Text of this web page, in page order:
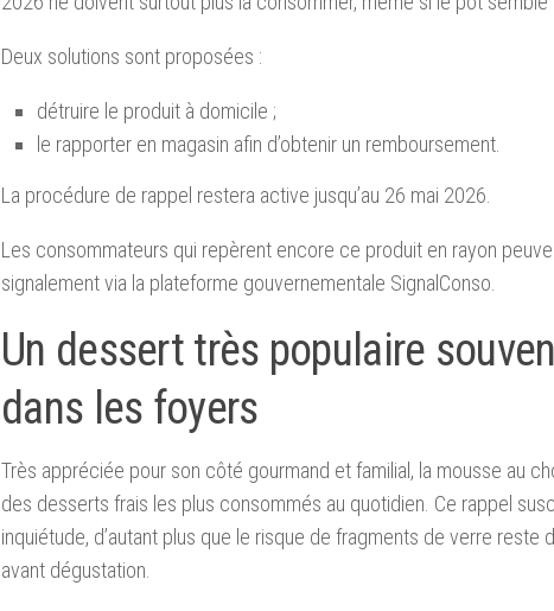
Deux solutions sont proposées :
détruire le produit à domicile ;
le rapporter en magasin afin d’obtenir un remboursement.
La procédure de rappel restera active jusqu’au 26 mai 2026.
Les consommateurs qui repèrent encore ce produit en rayon
signalement via la plateforme gouvernementale SignalConso.
Un dessert très populaire
dans les foyers
Très appréciée pour son côté gourmand et familial, la mousse au
des desserts frais les plus consommés au quotidien. Ce rappel
inquiétude, d’autant plus que le risque de fragments de verre reste
avant dégustation.